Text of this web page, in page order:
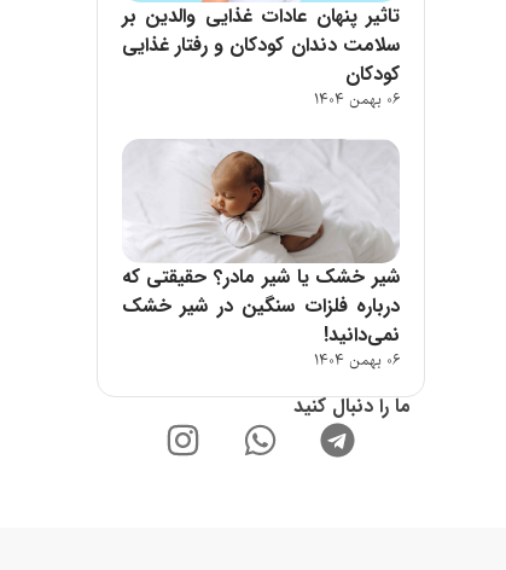
تاثیر پنهان عادات غذایی والدین بر
سلامت دندان کودکان و رفتار غذایی
کودکان
06 بهمن 1404
شیر خشک یا شیر مادر؟ حقیقتی که
درباره فلزات سنگین در شیر خشک
نمی‌دانید!
06 بهمن 1404
ما را دنبال کنید